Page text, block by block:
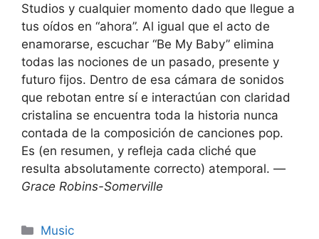
Studios y cualquier momento dado que llegue a
tus oídos en “ahora”. Al igual que el acto de
enamorarse, escuchar “Be My Baby” elimina
todas las nociones de un pasado, presente y
futuro fijos. Dentro de esa cámara de sonidos
que rebotan entre sí e interactúan con claridad
cristalina se encuentra toda la historia nunca
contada de la composición de canciones pop.
Es (en resumen, y refleja cada cliché que
resulta absolutamente correcto) atemporal. —
Grace Robins-Somerville
Categories
Music